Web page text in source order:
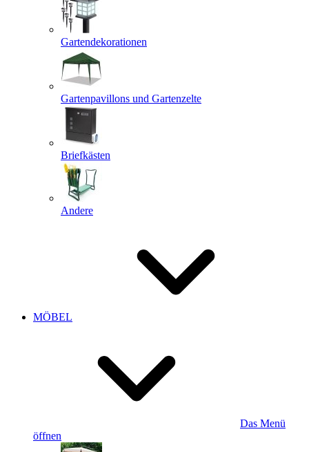
Gartendekorationen
Gartenpavillons und Gartenzelte
Briefkästen
Andere
MÖBEL
Das Menü
öffnen